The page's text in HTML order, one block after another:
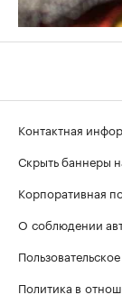
Контактная
Скрыть баннеры
Корпоративная
О соблюдении
Политика в